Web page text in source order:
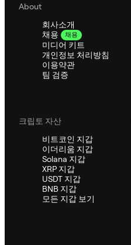
About
회사소개
채용
채용
미디어 키트
개인정보 처리방침
이용약관
팀 검증
크립토 자산
비트코인 지갑
이더리움 지갑
Solana 지갑
XRP 지갑
USDT 지갑
BNB 지갑
모든 지갑 보기